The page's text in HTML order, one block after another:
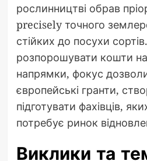
рослинництві обрав
precisely точного
стійких до посухи
розпорошувати кошти
напрямки, фокус
європейські гранти,
підготувати фахівців,
потребує ринок
Виклики та